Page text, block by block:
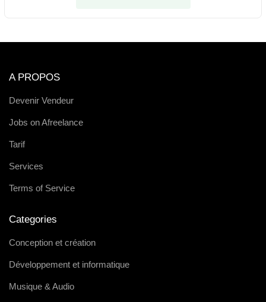
A PROPOS
Devenir Vendeur
Jobs on Afreelance
Tarif
Services
Terms of Service
Categories
Conception et création
Développement et informatique
Musique & Audio